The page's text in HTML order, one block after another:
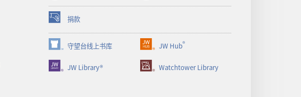
捐款
（打
开
新
窗
口）
守望台线上书库
（打
开
新
JW Hub®
（打
开
新
JW Library® Watchtower Library